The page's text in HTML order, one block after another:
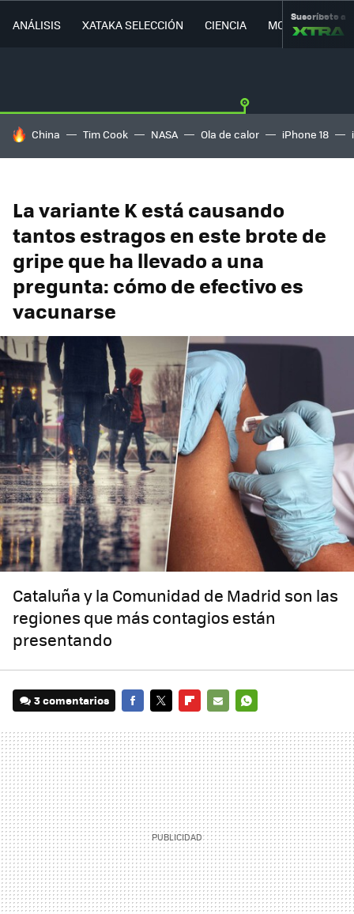
ANÁLISIS XATAKA SELECCIÓN CIENCIA MOVILIDAD
Suscríbete a
HOY SE HABLA DE
China Tim Cook NASA Ola de calor iPhone 18
La variante K está causando
tantos estragos en este brote de
gripe que ha llevado a una
pregunta: cómo de efectivo es
vacunarse
Cataluña y la Comunidad de Madrid son las
regiones que más contagios están
presentando
3 comentarios
MAIL